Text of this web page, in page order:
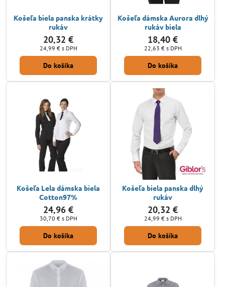
Košeľa biela panska krátky
rukáv
20,32 €
24,99 € s DPH
Do košíka
Košeľa dámska Aurora dlhý
rukáv biela
18,40 €
22,63 € s DPH
Do košíka
Košeľa Lela dámska biela
Cotton97%
24,96 €
30,70 € s DPH
Do košíka
Košeľa biela panska dlhý
rukáv
20,32 €
24,99 € s DPH
Do košíka